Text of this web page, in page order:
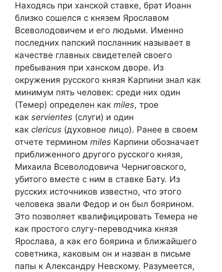
Находясь при ханской ставке, брат Иоанн
близко сошелся с князем Ярославом
Всеволодовичем и его людьми. Именно
последних папский посланник называет в
качестве главных свидетелей своего
пребывания при ханском дворе. Из
окружения русского князя Карпини знал как
минимум пять человек: среди них один
(Темер) определен как miles, трое
как servientes (слуги) и один
как clericus (духовное лицо). Ранее в своем
отчете термином miles Карпини обозначает
приближенного другого русского князя,
Михаила Всеволодовича Черниговского,
убитого вместе с ним в ставке Бату. Из
русских источников известно, что этого
человека звали Федор и он был боярином.
Это позволяет квалифицировать Темера не
как простого слугу-переводчика князя
Ярослава, а как его боярина и ближайшего
советника, каковым он и назван в письме
папы к Александру Невскому. Разумеется,